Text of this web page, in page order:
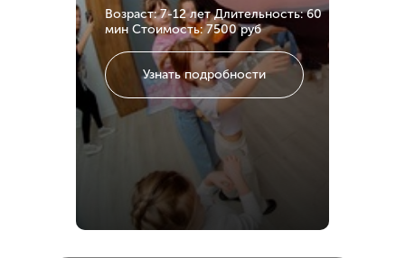
Возраст: 7-12 летДлительность: 60
мин Стоимость: 7500 руб
Узнать подробности